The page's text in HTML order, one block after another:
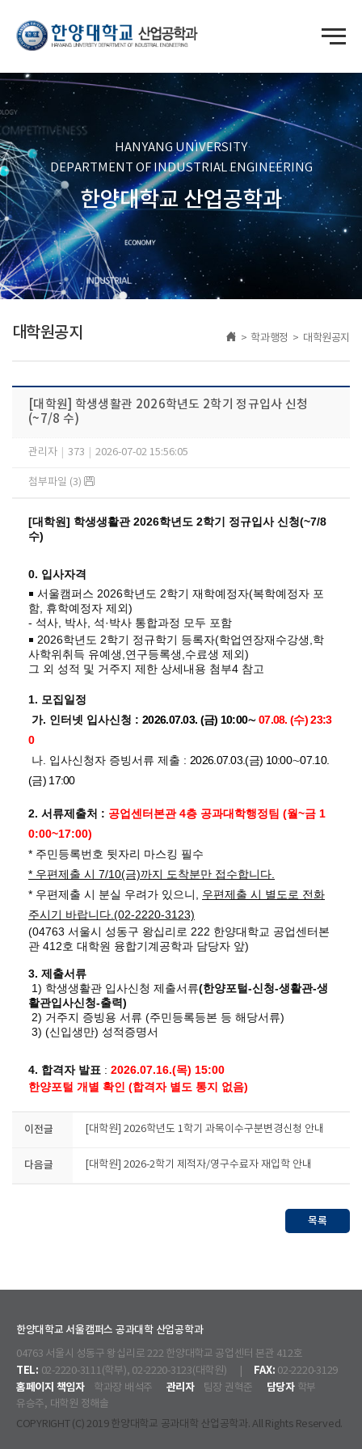
HANYANG UNIVERSITY
DEPARTMENT OF INDUSTRIAL ENGINEERING
한양대학교 산업공학과
대학원공지 > 학과행정 > 대학원공지
[대학원] 학생생활관 2026학년도 2학기 정규입사 신청
(~7/8 수)
관리자 373 2026-07-02 15:56:05
첨부파일 (3)
[대학원] 학생생활관 2026학년도 2학기 정규입사 신청(~7/8
수)
0. 입사자격
￭ 서울캠퍼스 2026학년도 2학기 재학예정자(복학예정자 포
함, 휴학예정자 제외)
- 석사, 박사, 석·박사 통합과정 모두 포함
￭ 2026학년도 2학기 정규학기 등록자(학업연장재수강생,학
사학위취득 유예생,연구등록생,수료생 제외)
그 외 성적 및 거주지 제한 상세내용 첨부4 참고
1. 모집일정
가. 인터넷 입사신청 : 2026.07.03. (금) 10:00∼ 07.08. (수) 23:3
0
나. 입사신청자 증빙서류 제출 : 2026.07.03.(금) 10:00∼07.10.
(금) 17:00
2. 서류제출처 : 공업센터본관 4층 공과대학행정팀 (월~금 1
0:00~17:00)
* 주민등록번호 뒷자리 마스킹 필수
* 우편제출 시 7/10(금)까지 도착분만 접수합니다.
* 우편제출 시 분실 우려가 있으니, 우편제출 시 별도로 전화
주시기 바랍니다.(02-2220-3123)
(04763 서울시 성동구 왕십리로 222 한양대학교 공업센터본
관 412호 대학원 융합기계공학과 담당자 앞)
3. 제출서류
1) 학생생활관 입사신청 제출서류(한양포털-신청-생활관-생
활관입사신청-출력)
2) 거주지 증빙용 서류 (주민등록등본 등 해당서류)
3) (신입생만) 성적증명서
4. 합격자 발표 : 2026.07.16.(목) 15:00
한양포털 개별 확인 (합격자 별도 통지 없음)
이전글 [대학원] 2026학년도 1학기 과목이수구분변경신청 안내
다음글 [대학원] 2026-2학기 제적자/영구수료자 재입학 안내
목록
한양대학교 서울캠퍼스 공과대학 산업공학과
04763 서울시 성동구 왕십리로 222 한양대학교 공업센터 본관 412호
TEL: 02-2220-3111(학부), 02-2220-3123(대학원) | FAX: 02-2220-3129
홈페이지 책임자 학과장 배석주 관리자 팀장 권혁준 담당자학부
유승주, 대학원 정해솔
COPYRIGHT (C) 2019 한양대학교 공과대학 산업공학과. All Rights Reserved.